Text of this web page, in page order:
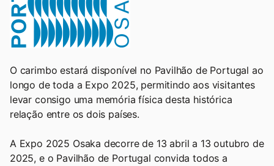
O carimbo estará disponível no Pavilhão de Portugal ao
longo de toda a Expo 2025, permitindo aos visitantes
levar consigo uma memória física desta histórica
relação entre os dois países.
A Expo 2025 Osaka decorre de 13 abril a 13 outubro de
2025, e o Pavilhão de Portugal convida todos a